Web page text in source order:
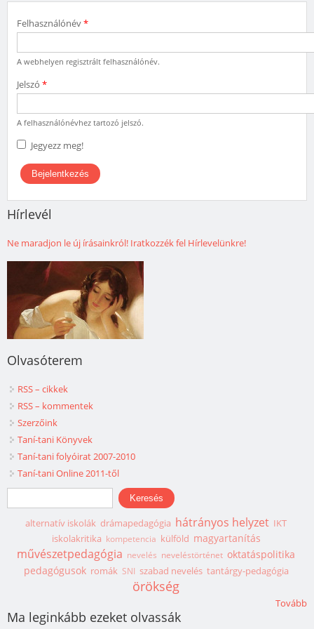
Felhasználónév*
A webhelyen regisztrált felhasználónév.
Jelszó *
A felhasználónévhez tartozó jelszó.
Jegyezz meg!
Hírlevél
Ne maradjon le új írásainkról! Iratkozzék fel Hírlevelünkre!
Olvasóterem
RSS – cikkek
RSS – kommentek
Szerzőink
Taní-tani Könyvek
Taní-tani folyóirat 2007-2010
Taní-tani Online 2011-től
Keresés űrlap
Keresés
alternatív iskolák drámapedagógia hátrányos helyzet IKT
iskolakritika kompetencia külföld magyartanítás
művészetpedagógia nevelés neveléstörténet oktatáspolitika
pedagógusok romák SNI szabad nevelés tantárgy-pedagógia
örökség
Tovább
Ma leginkább ezeket olvassák